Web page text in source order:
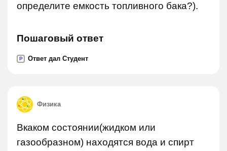
определите емкость топливного бака?).
Пошаговый ответ
P Ответ дал Студент
Физика
Вкаком состоянии(жидком или
газообразном) находятся вода и спирт